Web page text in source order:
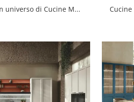
Clicca e scopri un universo di Cucine Moderne con isola: la cucina Natural 07 Stosa in legno ti attende!